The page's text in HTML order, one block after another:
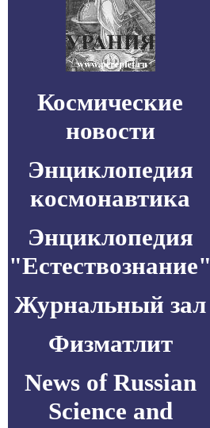
Космические
новости
Энциклопедия
космонавтика
Энциклопедия
"Естествознание"
Журнальный зал
Физматлит
News of Russian
Science and